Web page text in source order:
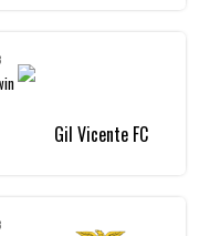
Gil Vicente FC